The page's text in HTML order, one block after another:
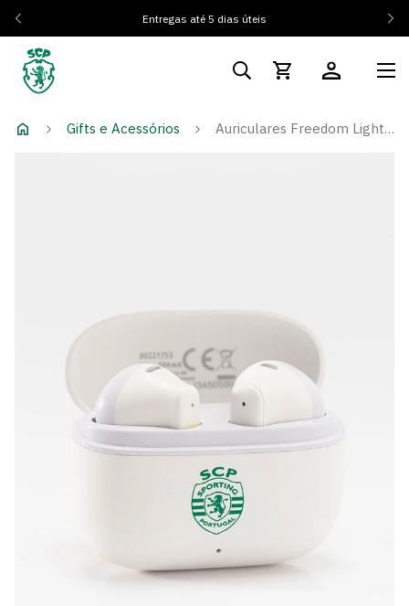
Entregas até 5 dias úteis
Gifts e Acessórios Auriculares Freedom Light II Brancos Sporting